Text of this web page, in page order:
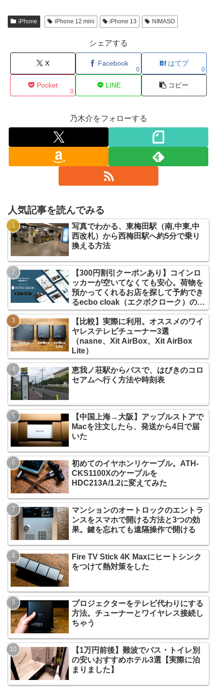
iPhone iPhone 12 mini iPhone 13 NIMASO
シェアする
X Facebook
0
はてブ
0
Pocket
0
LINE コピー
乃木介をフォローする
人気記事を読んでみる
写真でわかる、東梅田駅（南,中東,中
西改札）から西梅田駅へ約5分で乗り
換える方法
【300円割引クーポンあり】コインロ
ッカーが空いてなくても安心。荷物を
預かってくれるお店を探して予約でき
るecbo cloak（エクボクローク）の使
い方
【比較】実際に利用。オススメのワイ
ヤレステレビチューナー3選
（nasne、Xit AirBox、Xit AirBox
Lite）
恵我ノ荘駅からバスで、はびきのコロ
セアムへ行く方法や時刻表
【中国上海→大阪】アップルストアで
Macを注文したら、発送から4日で届
いた
初めてのイヤホンリケーブル。ATH-
CKS1100Xのケーブルを
HDC213A/1.2に変えてみた
マンションのオートロックのエントラ
ンスをスマホで開ける方法と3つの効
果。鍵を忘れても遠隔操作で開ける
Fire TV Stick 4K Maxにヒートシンク
をつけて熱対策をした
プロジェクターをテレビ代わりにする
方法。チューナーとワイヤレス接続し
ちゃう
【1万円前後】難波でバス・トイレ別
の安いおすすめホテル3選【実際に泊
まりました】